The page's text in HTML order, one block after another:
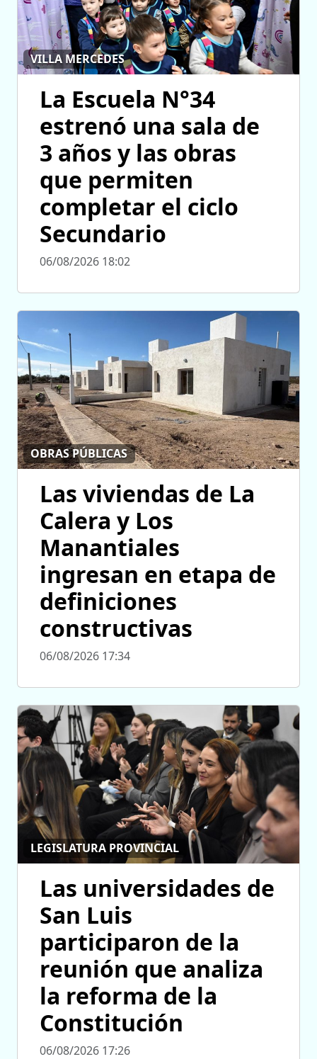
VILLA MERCEDES
La Escuela N°34
estrenó una sala de
3 años y las obras
que permiten
completar el ciclo
Secundario
06/08/2026 18:02
OBRAS PÚBLICAS
Las viviendas de La
Calera y Los
Manantiales
ingresan en etapa de
definiciones
constructivas
06/08/2026 17:34
LEGISLATURA PROVINCIAL
Las universidades de
San Luis
participaron de la
reunión que analiza
la reforma de la
Constitución
06/08/2026 17:26